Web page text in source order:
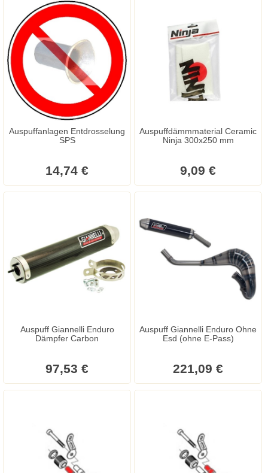
Auspuffanlagen Entdrosselung
SPS
14,74 €
Auspuffdämmmaterial Ceramic
Ninja 300x250 mm
9,09 €
Auspuff Giannelli Enduro
Dämpfer Carbon
97,53 €
Auspuff Giannelli Enduro Ohne
Esd (ohne E-Pass)
221,09 €